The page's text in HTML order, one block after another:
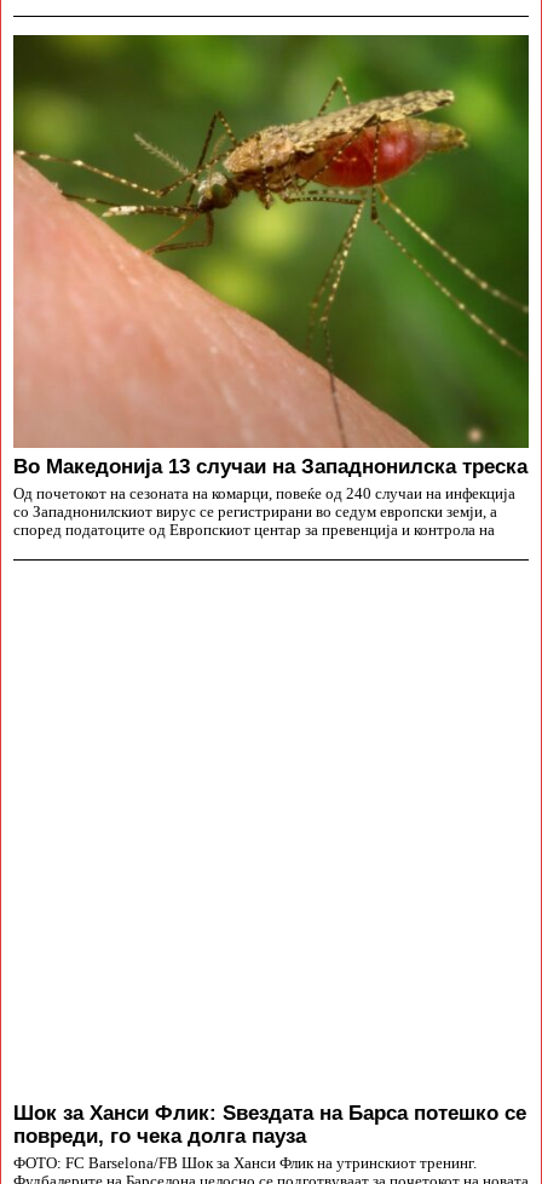
Во Македонија 13 случаи на Западнонилска треска
Од почетокот на сезоната на комарци, повеќе од 240 случаи на инфекција
со Западнонилскиот вирус се регистрирани во седум европски земји, а
според податоците од Европскиот центар за превенција и контрола на
Шок за Ханси Флик: Ѕвездата на Барса потешко се
повреди, го чека долга пауза
ФОТО: FC Barselona/FB Шок за Ханси Флик на утринскиот тренинг.